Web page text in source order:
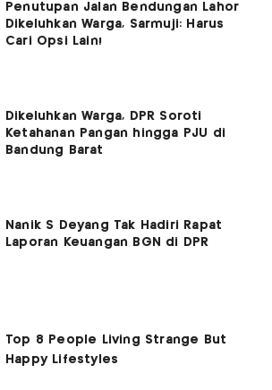
Penutupan Jalan Bendungan Lahor
Dikeluhkan Warga, Sarmuji: Harus
Cari Opsi Lain!
Dikeluhkan Warga, DPR Soroti
Ketahanan Pangan hingga PJU di
Bandung Barat
Nanik S Deyang Tak Hadiri Rapat
Laporan Keuangan BGN di DPR